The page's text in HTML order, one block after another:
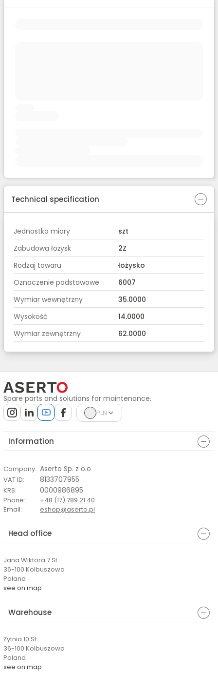
Technical specification
Jednostka miary
szt
Zabudowa łożysk
2Z
Rodzaj towaru
łożysko
Oznaczenie podstawowe
6007
Wymiar wewnętrzny
35.0000
Wysokość
14.0000
Wymiar zewnętrzny
62.0000
Spare parts and solutions for maintenance.
PLN
Information
Company: Aserto Sp. z o.o
VAT ID: 8133707955
KRS: 0000986895
Phone:
+48 (17) 789 21 40
Email: eshop@aserto.pl
Head office
Jana Wiktora 7 St.
36-100 Kolbuszowa
Poland
see on map
Warehouse
Żytnia 10 St.
36-100 Kolbuszowa
Poland
see on map